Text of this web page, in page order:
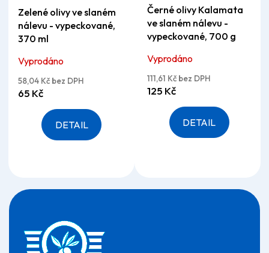
hodnocení
produktu
5,0
z
5
hvězdiček.
Zelené olivy ve slaném
nálevu - vypeckované,
370 ml
Vyprodáno
58,04 Kč bez DPH
65 Kč
DETAIL
hodnocení
produktu
je
4,8
z
5
hvězdiček.
Černé olivy Kalamata
ve slaném nálevu -
vypeckované, 700 g
Vyprodáno
111,61 Kč bez DPH
125 Kč
DETAIL
Z
á